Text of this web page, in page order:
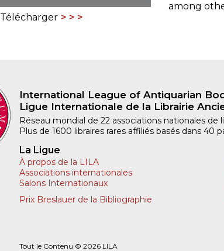
Télécharger
among
International League of Antiquarian
Ligue Internationale de la Librairie
Réseau mondial de 22 associations nationales de
Plus de 1600 libraires rares affiliés basés dans 40
La Ligue
À propos de la LILA
Associations internationales
Salons Internationaux
Prix Breslauer de la Bibliographie
Tout le Contenu © 2026 LILA